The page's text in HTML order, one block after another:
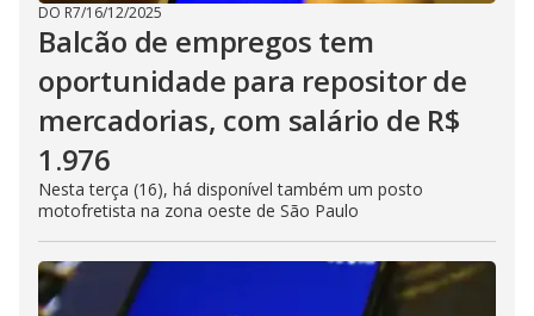
DO R7/16/12/2025
Balcão de empregos tem
oportunidade para repositor de
mercadorias, com salário de R$
1.976
Nesta terça (16), há disponível também um posto
motofretista na zona oeste de São Paulo